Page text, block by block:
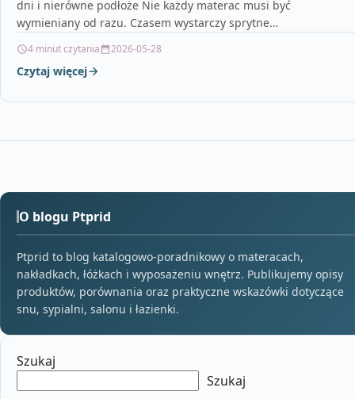
dni i nierówne podłoże Nie każdy materac musi być
wymieniany od razu. Czasem wystarczy sprytne…
4 minut czytania 2026-05-28
Czytaj więcej
O blogu Ptprid
Ptprid to blog katalogowo-poradnikowy o materacach,
nakładkach, łóżkach i wyposażeniu wnętrz. Publikujemy opisy
produktów, porównania oraz praktyczne wskazówki dotyczące
snu, sypialni, salonu i łazienki.
Szukaj
Szukaj